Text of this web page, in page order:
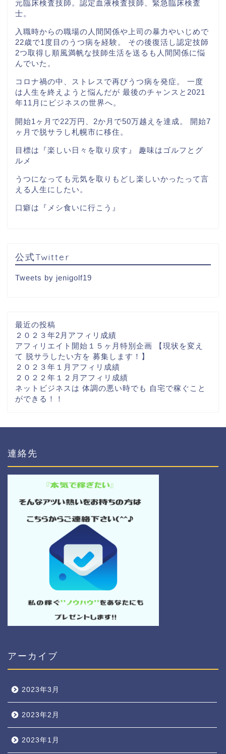
元臨床検査技師。認定血液検査技師、緊急臨床検査
士。
入職時からの職場の人間関係や上司の暴力やいじめで
22歳で1度目のうつ病を経験。 その後復活し認定技師
2つ取得し順風満帆な技師生活を送るも人間関係に悩
んでいた。
コロナ禍の中、ストレスで再びうつ病を発症。 一度
は人生を終えようと悩んだが 最後のチャンスと2021
年11月にビジネスの世界へ。
開始1ヶ月で22万円、2か月で50万越えを達成。 開始7
ヶ月で脱サラし札幌市に移住。
目標は『楽しい日々を取り戻す』 趣味はゴルフとグ
ルメ
うつになっても元気を取りもどし楽しいかったって言
える人生にしたい。
口癖は『メシ食いに行こう』
公式Twitter
Tweets by jenigolf19
最近の投稿
２０２３年2月アフィリ成績
アフィリエイト開始１５ヶ月特別企画 【現状を変え
て 脱サラしたい方を 募集します！】
２０２３年１月アフィリ成績
２０２２年１２月アフィリ成績
ネットビジネスは 体調の悪い時でも 自宅で稼ぐこと
ができる！！
連絡先
アーカイブ
2023年3月
2023年2月
2023年1月